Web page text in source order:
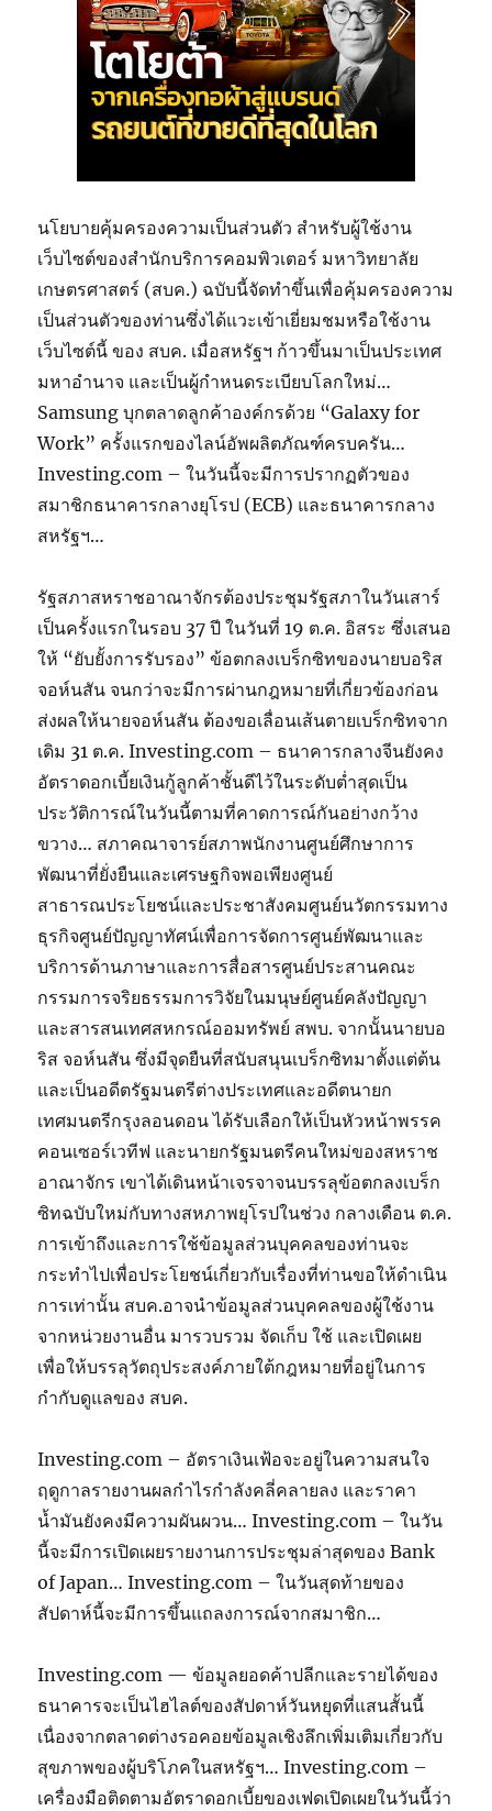
นโยบายคุ้มครองความเป็นส่วนตัว สำหรับผู้ใช้งาน
เว็บไซต์ของสำนักบริการคอมพิวเตอร์ มหาวิทยาลัย
เกษตรศาสตร์ (สบค.) ฉบับนี้จัดทำขึ้นเพื่อคุ้มครองความ
เป็นส่วนตัวของท่านซึ่งได้แวะเข้าเยี่ยมชมหรือใช้งาน
เว็บไซต์นี้ ของ สบค. เมื่อสหรัฐฯ ก้าวขึ้นมาเป็นประเทศ
มหาอำนาจ และเป็นผู้กำหนดระเบียบโลกใหม่…
Samsung บุกตลาดลูกค้าองค์กรด้วย “Galaxy for
Work” ครั้งแรกของไลน์อัพผลิตภัณฑ์ครบครัน…
Investing.com – ในวันนี้จะมีการปรากฏตัวของ
สมาชิกธนาคารกลางยุโรป (ECB) และธนาคารกลาง
สหรัฐฯ…
รัฐสภาสหราชอาณาจักรต้องประชุมรัฐสภาในวันเสาร์
เป็นครั้งแรกในรอบ 37 ปี ในวันที่ 19 ต.ค. อิสระ ซึ่งเสนอ
ให้ “ยับยั้งการรับรอง” ข้อตกลงเบร็กซิทของนายบอริส
จอห์นสัน จนกว่าจะมีการผ่านกฎหมายที่เกี่ยวข้องก่อน
ส่งผลให้นายจอห์นสัน ต้องขอเลื่อนเส้นตายเบร็กซิทจาก
เดิม 31 ต.ค. Investing.com – ธนาคารกลางจีนยังคง
อัตราดอกเบี้ยเงินกู้ลูกค้าชั้นดีไว้ในระดับต่ำสุดเป็น
ประวัติการณ์ในวันนี้ตามที่คาดการณ์กันอย่างกว้าง
ขวาง… สภาคณาจารย์สภาพนักงานศูนย์ศึกษาการ
พัฒนาที่ยั่งยืนและเศรษฐกิจพอเพียงศูนย์
สาธารณประโยชน์และประชาสังคมศูนย์นวัตกรรมทาง
ธุรกิจศูนย์ปัญญาทัศน์เพื่อการจัดการศูนย์พัฒนาและ
บริการด้านภาษาและการสื่อสารศูนย์ประสานคณะ
กรรมการจริยธรรมการวิจัยในมนุษย์ศูนย์คลังปัญญา
และสารสนเทศสหกรณ์ออมทรัพย์ สพบ. จากนั้นนายบอ
ริส จอห์นสัน ซึ่งมีจุดยืนที่สนับสนุนเบร็กซิทมาตั้งแต่ต้น
และเป็นอดีตรัฐมนตรีต่างประเทศและอดีตนายก
เทศมนตรีกรุงลอนดอน ได้รับเลือกให้เป็นหัวหน้าพรรค
คอนเซอร์เวทีฟ และนายกรัฐมนตรีคนใหม่ของสหราช
อาณาจักร เขาได้เดินหน้าเจรจาจนบรรลุข้อตกลงเบร็ก
ซิทฉบับใหม่กับทางสหภาพยุโรปในช่วง กลางเดือน ต.ค.
การเข้าถึงและการใช้ข้อมูลส่วนบุคคลของท่านจะ
กระทำไปเพื่อประโยชน์เกี่ยวกับเรื่องที่ท่านขอให้ดำเนิน
การเท่านั้น สบค.อาจนำข้อมูลส่วนบุคคลของผู้ใช้งาน
จากหน่วยงานอื่น มารวบรวม จัดเก็บ ใช้ และเปิดเผย
เพื่อให้บรรลุวัตถุประสงค์ภายใต้กฎหมายที่อยู่ในการ
กำกับดูแลของ สบค.
Investing.com – อัตราเงินเฟ้อจะอยู่ในความสนใจ
ฤดูกาลรายงานผลกำไรกำลังคลี่คลายลง และราคา
น้ำมันยังคงมีความผันผวน… Investing.com – ในวัน
นี้จะมีการเปิดเผยรายงานการประชุมล่าสุดของ Bank
of Japan… Investing.com – ในวันสุดท้ายของ
สัปดาห์นี้จะมีการขึ้นแถลงการณ์จากสมาชิก…
Investing.com — ข้อมูลยอดค้าปลีกและรายได้ของ
ธนาคารจะเป็นไฮไลต์ของสัปดาห์วันหยุดที่แสนสั้นนี้
เนื่องจากตลาดต่างรอคอยข้อมูลเชิงลึกเพิ่มเติมเกี่ยวกับ
สุขภาพของผู้บริโภคในสหรัฐฯ… Investing.com –
เครื่องมือติดตามอัตราดอกเบี้ยของเฟดเปิดเผยในวันนี้ว่า